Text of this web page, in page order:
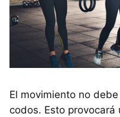
El movimiento no
codos. Esto